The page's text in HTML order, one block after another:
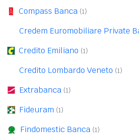
Compass Banca (1)
Credem Euromobiliare Private
Credito Emiliano (1)
Credito Lombardo Veneto (1)
Extrabanca (1)
Fideuram (1)
Findomestic Banca (1)